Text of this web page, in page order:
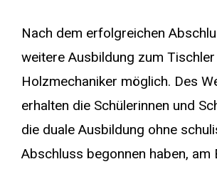
Nach dem erfolgreichen
weitere Ausbildung zum
Holzmechaniker möglich. Des
erhalten die Schülerinnen und
die duale Ausbildung ohne
Abschluss begonnen haben, am